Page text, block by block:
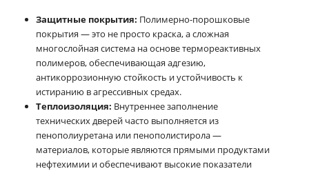
Защитные покрытия: Полимерно-порошковые
покрытия — это не просто краска, а сложная
многослойная система на основе термореактивных
полимеров, обеспечивающая адгезию,
антикоррозионную стойкость и устойчивость к
истиранию в агрессивных средах.
Теплоизоляция: Внутреннее заполнение
технических дверей часто выполняется из
пенополиуретана или пенополистирола —
материалов, которые являются прямыми продуктами
нефтехимии и обеспечивают высокие показатели